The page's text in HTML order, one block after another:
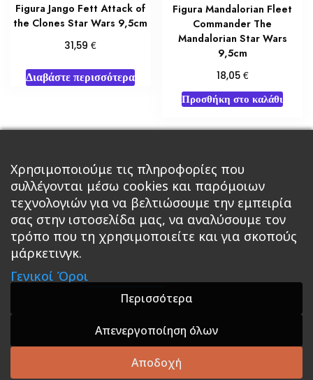
Figura Jango Fett Attack of
the Clones Star Wars 9,5cm
31,59€
Διαβάστε περισσότερα
Figura Mandalorian Fleet
Commander The
Mandalorian Star Wars
9,5cm
18,05 €
Προσθήκη στο καλάθι
← 1 2 4 5 6
11
12 13 →
Κεντρική Βιβλία
Roleplaying Games Ψυχαγωγία Εκδόσεις Βάρδος
Σε Προσφορά
A theme by GradientThemes - A theme by Gradient
Themes
Χρησιμοποιούμε τις πληροφορίες που
συλλέγονται μέσω cookies και παρόμοιων
τεχνολογιών για να βελτιώσουμε την εμπειρία
σας στην ιστοσελίδα μας, να αναλύσουμε τον
τρόπο που τη χρησιμοποιείτε και για σκοπούς
μάρκετινγκ.
Γενικοί Όροι
Περισσότερα
Απενεργοποίηση όλων
Αποδοχή